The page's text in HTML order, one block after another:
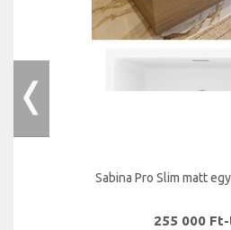
Sabina Pro Slim matt
255 000